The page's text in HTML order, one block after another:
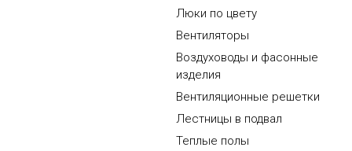
Люки по цвету
Вентиляторы
Воздуховоды и фасонные
изделия
Вентиляционные решетки
Лестницы в подвал
Теплые полы